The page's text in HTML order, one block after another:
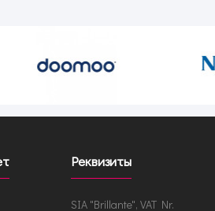
Реквизиты
SIA "Brillante", VAT Nr.